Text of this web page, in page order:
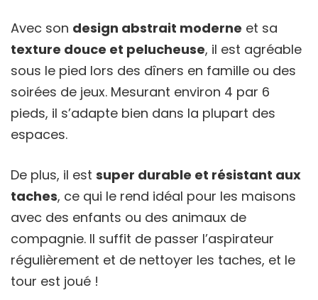
Avec son design abstrait moderne et sa
texture douce et pelucheuse, il est agréable
sous le pied lors des dîners en famille ou des
soirées de jeux. Mesurant environ 4 par 6
pieds, il s’adapte bien dans la plupart des
espaces.
De plus, il est super durable et résistant aux
taches, ce qui le rend idéal pour les maisons
avec des enfants ou des animaux de
compagnie. Il suffit de passer l’aspirateur
régulièrement et de nettoyer les taches, et le
tour est joué !